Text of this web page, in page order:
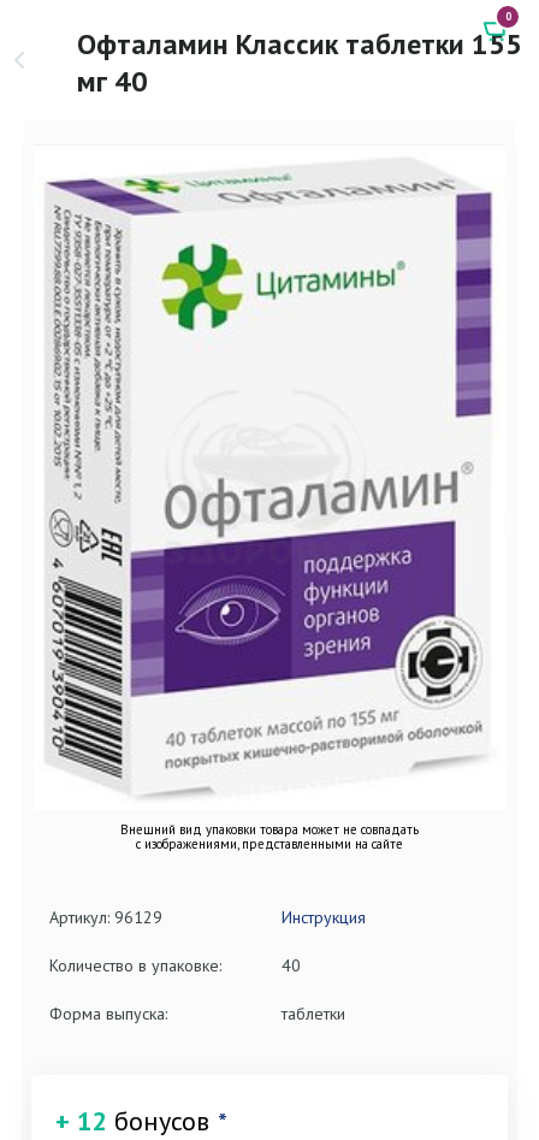
Офталамин Классик таблетки 155
мг 40
0
Внешний вид упаковки товара может не совпадать
с изображениями, представленными на сайте
Артикул: 96129 Инструкция
Количество в упаковке: 40
Форма выпуска: таблетки
+ 12 бонусов *